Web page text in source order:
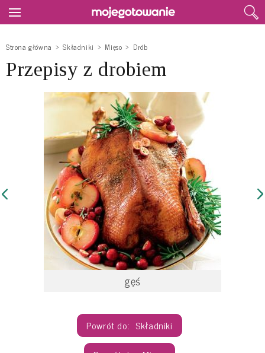
Strona główna Składniki Mięso Drób
Przepisy z drobiem
gęś
Składniki